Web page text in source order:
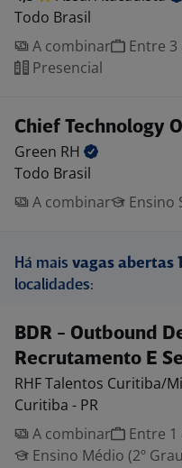
Todo Brasil
A combinar
Entre 3
Presencial
Chief Technology
Green RH
Todo Brasil
A combinar
Ensino
Há mais vagas abertas
localidades:
BDR - Outbound
Recrutamento E
RHF Talentos Curitiba/
Curitiba - PR
A combinar
Entre 1
Ensino Médio (2º